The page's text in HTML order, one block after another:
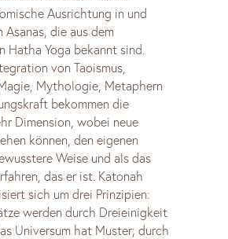
Ausrichtung in und
Asanas, die aus dem
Hatha Yoga bekannt sind.
von Taoismus,
Mythologie, Metaphern
bekommen die
Dimension, wobei neue
können, den eigenen
Weise und als das
das er ist. Katonah
sich um drei Prinzipien:
werden durch Dreieinigkeit
Universum hat Muster; durch